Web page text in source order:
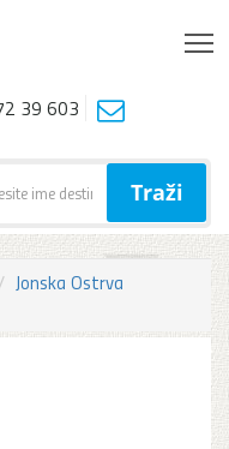
39 603
Traži
Jonska Ostrva